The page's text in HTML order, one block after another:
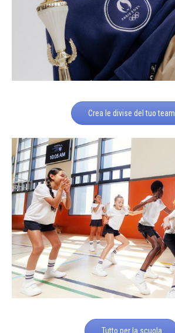
Crea le divise del tuo team
Tutto per la scuola